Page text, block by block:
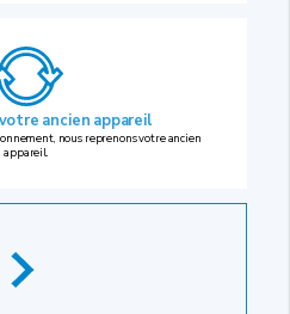
ancien appareil
nous reprenons votre ancien
appareil.